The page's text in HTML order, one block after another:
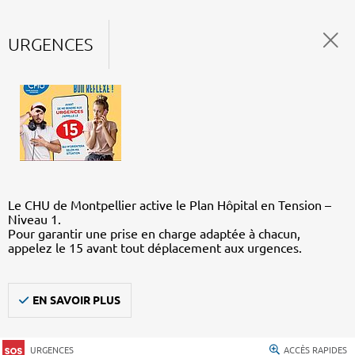
URGENCES
Le CHU de Montpellier active le Plan Hôpital en Tension –
Niveau 1.
Pour garantir une prise en charge adaptée à chacun,
appelez le 15 avant tout déplacement aux urgences.
EN SAVOIR PLUS
URGENCES ACCÈS RAPIDES